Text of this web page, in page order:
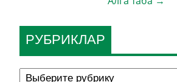
РУБРИКЛАР